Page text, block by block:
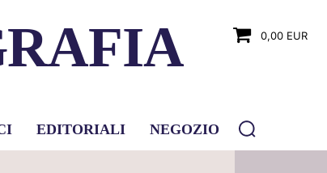
0,00 EUR
EDITORIALI NEGOZIO